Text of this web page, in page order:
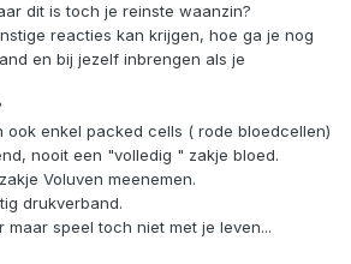
dit is toch je reinste waanzin?
reacties kan krijgen, hoe ga je nog
en bij jezelf inbrengen als je
ook enkel packed cells ( rode bloedcellen)
nooit een "volledig " zakje bloed.
Voluven meenemen.
drukverband.
maar speel toch niet met je leven...